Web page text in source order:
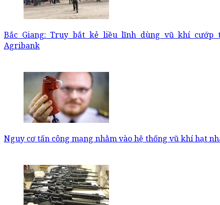
Bắc Giang: Truy bắt kẻ liều lĩnh dùng vũ khí cướp
Agribank
Nguy cơ tấn công mạng nhằm vào hệ thống vũ khí hạt